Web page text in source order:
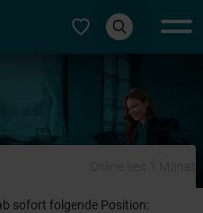
sofort folgende Position: